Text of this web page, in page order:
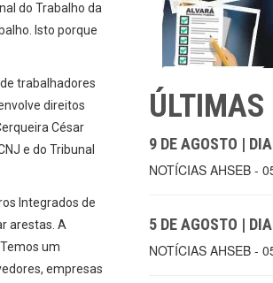
do Trabalho da
Isto porque
trabalhadores
direitos
César
e do Tribunal
Integrados de
arestas. A
um
empresas
9 DE AGOSTO |
NOTÍCIAS AHSEB -
5 DE AGOSTO |
NOTÍCIAS AHSEB -